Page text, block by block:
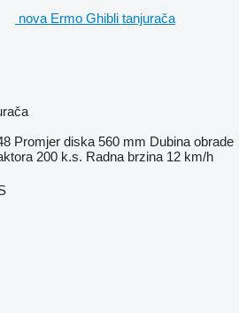
nova Ermo Ghibli tanjurača
Promjer diska 560 mm Dubina obrade
200 k.s. Radna brzina 12 km/h